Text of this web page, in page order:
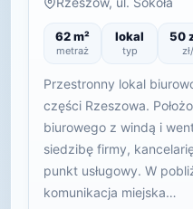
62 m²
metraż
lokal
typ
50
Przestronny lokal
części Rzeszowa.
biurowego z windą i
siedzibę firmy,
punkt usługowy. W
komunikacja miejska…